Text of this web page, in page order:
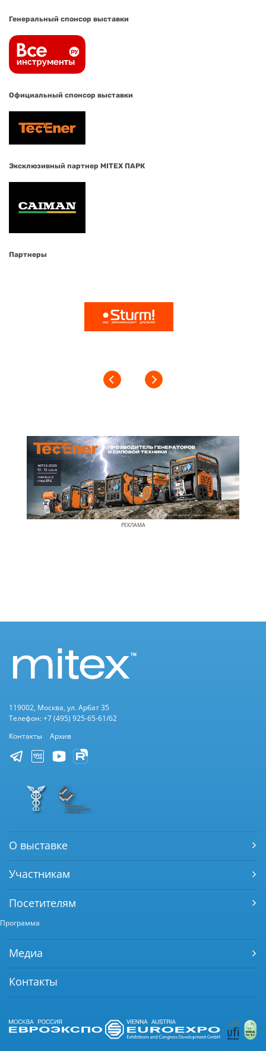
Генеральный спонсор выставки
Официальный спонсор выставки
Эксклюзивный партнер MITEX ПАРК
Партнеры
РЕКЛАМА
119002, Москва, ул. Арбат 35
Телефон: +7 (495) 925-65-61/62
Контакты
Архив
О выставке
Участникам
Посетителям
Программа
Медиа
Контакты